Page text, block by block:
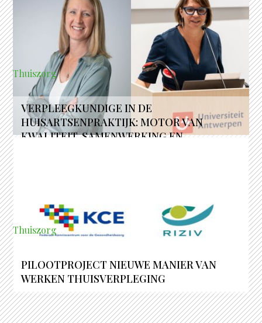
Thuiszorg
VERPLEEGKUNDIGE IN DE
HUISARTSENPRAKTIJK: MOTOR VAN
KWALITEIT, SAMENWERKING EN
Thuiszorg
PILOOTPROJECT NIEUWE MANIER VAN
WERKEN THUISVERPLEGING